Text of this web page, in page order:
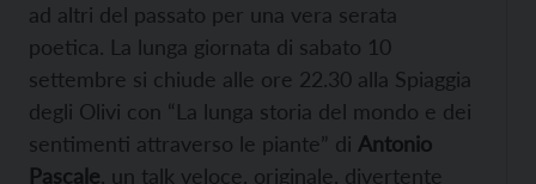
ad altri del passato per una vera serata
poetica. La lunga giornata di sabato 10
settembre si chiude alle ore 22.30 alla Spiaggia
degli Olivi con “La lunga storia del mondo e dei
sentimenti attraverso le piante” di Antonio
Pascale , un talk veloce, originale, divertente